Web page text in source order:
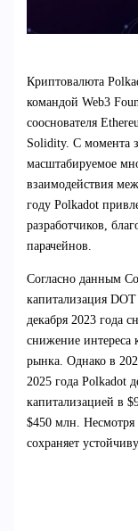
Криптовалюта
командой Web3
сооснователя
Solidity. С момента
масштабируемое
взаимодействия
году Polkadot
разработчиков,
парачейнов.
Согласно данным
капитализация
декабря 2023 года
снижение интереса
рынка. Однако в
2025 года Polkadot
капитализацией в
$450 млн. Несмотря
сохраняет